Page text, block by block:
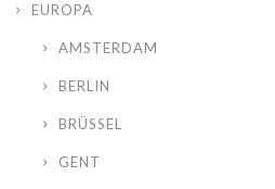
EUROPA
AMSTERDAM
BERLIN
BRÜSSEL
GENT